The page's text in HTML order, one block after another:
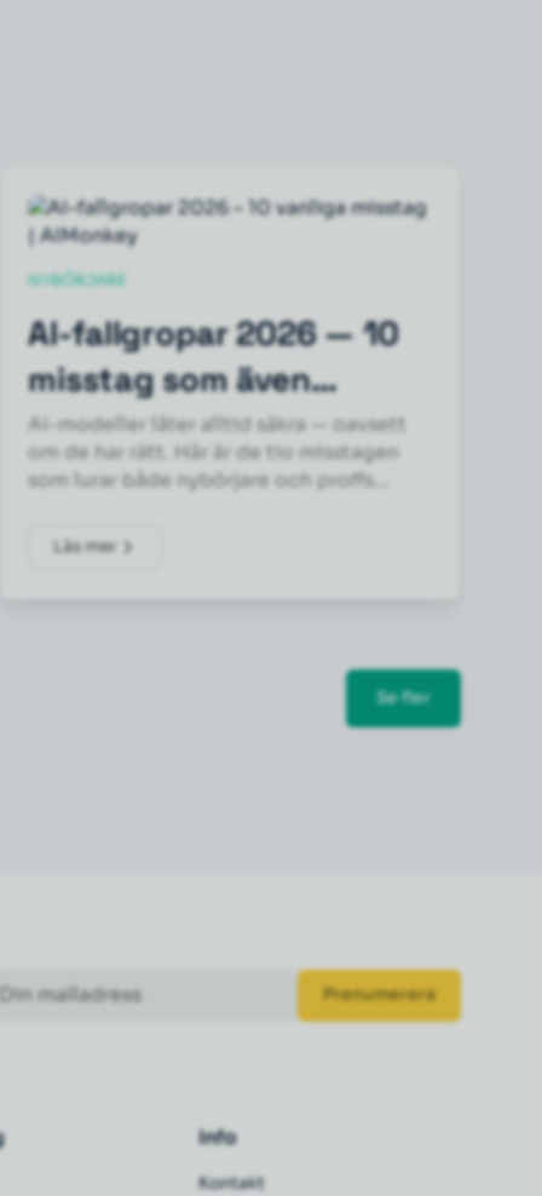
NYBÖRJARE
AI-fallgropar 2026 — 10
misstag som även
proffsen gör
AI-modeller låter alltid säkra — oavsett
om de har rätt. Här är de tio misstagen
som lurar både nybörjare och proffs
Läs mer
Se fler
Info
Kontakt